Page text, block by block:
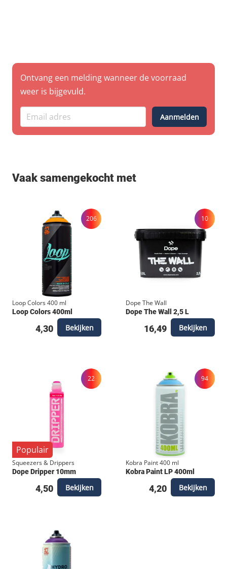
Ontvang een melding wanneer de voorraad
weer is bijgevuld.
Aanmelden
Vaak samengekocht met
206
Loop Colors 400 ml
Loop Colors 400ml
4,30 Bekijken
10
Dope The Wall
Dope The Wall 2,5 L
16,49 Bekijken
Populair
22
Squeezers & Drippers
Dope Dripper 10mm
4,50 Bekijken
94
Kobra Paint 400 ml
Kobra Paint LP 400ml
4,20 Bekijken